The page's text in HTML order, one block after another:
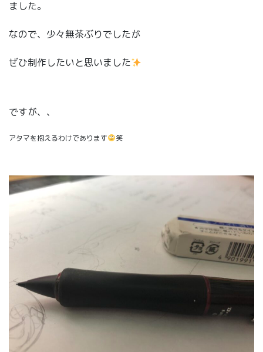
ました。
なので、少々無茶ぶりでしたが
ぜひ制作したいと思いました
ですが、、
アタマを抱えるわけであります 笑